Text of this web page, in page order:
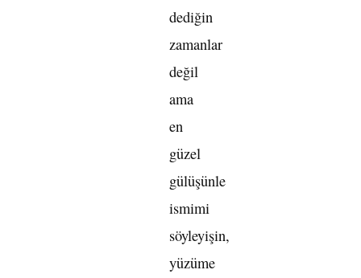
dediğin
zamanlar
değil
ama
en
güzel
gülüşünle
ismimi
söyleyişin,
yüzüme